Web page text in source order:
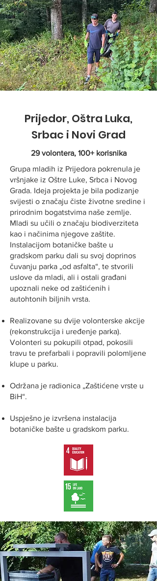
Prijedor, Oštra Luka,
Srbac i Novi Grad
29 volontera, 100+ korisnika
Grupa mladih iz Prijedora pokrenula je
vršnjake iz Oštre Luke, Srbca i Novog
Grada. Ideja projekta je bila podizanje
svijesti o značaju čiste životne sredine i
prirodnim bogatstvima naše zemlje.
Mladi su učili o značaju biodiverziteta
kao i načinima njegove zaštite.
Instalacijom botaničke bašte u
gradskom parku dali su svoj doprinos
čuvanju parka „od asfalta“, te stvorili
uslove da mladi, ali i ostali građani
upoznali neke od zaštićenih i
autohtonih biljnih vrsta.
Realizovane su dvije volonterske akcije
(rekonstrukcija i uređenje parka).
Volonteri su pokupili otpad, pokosili
travu te prefarbali i popravili polomljene
klupe u parku.
Održana je radionica „Zaštićene vrste u
BiH“.
Uspješno je izvršena instalacija
botaničke bašte u gradskom parku.